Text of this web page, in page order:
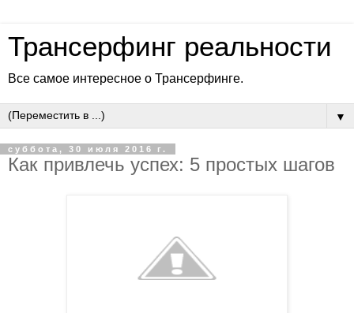
Трансерфинг реальности
Все самое интересное о Трансерфинге.
▼
суббота, 30 июля 2016 г.
Как привлечь успех: 5 простых шагов